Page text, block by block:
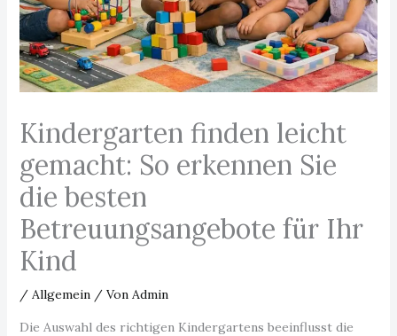
Kindergarten finden leicht
gemacht: So erkennen Sie
die besten
Betreuungsangebote für Ihr
Kind
/ Allgemein/ Von Admin
Die Auswahl des richtigen Kindergartens beeinflusst die